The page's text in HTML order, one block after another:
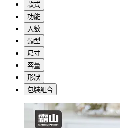
款式
功能
入數
類型
尺寸
容量
形狀
包裝組合